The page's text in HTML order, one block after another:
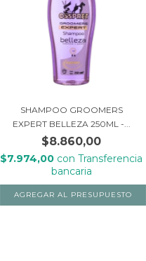
SHAMPOO GROOMERS
EXPERT BELLEZA 250ML -...
$8.860,00
$7.974,00 con Transferencia
bancaria